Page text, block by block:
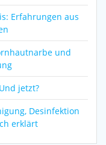
Erfahrungen aus
und
jetzt?
Desinfektion
erklärt